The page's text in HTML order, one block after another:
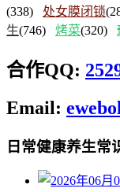
(338) 处女膜闭锁
生(746) 烤菜(320)
合作QQ:
Email:
日常健康养生常